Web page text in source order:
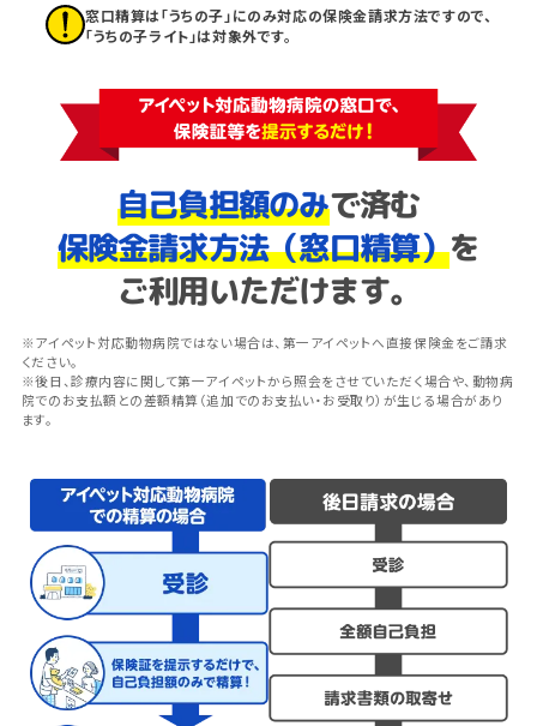
窓口精算は「うちの子」にのみ対応の保険金請求方法ですので、
「うちの子ライト」は対象外です。
自己負担額のみで済む
保険金請求方法（窓口精算）を
ご利用いただけます。
※アイペット対応動物病院ではない場合は、第一アイペットへ直接保険金をご請求
ください。
※後日、診療内容に関して第一アイペットから照会をさせていただく場合や、動物病
院でのお支払額との差額精算（追加でのお支払い・お受取り）が生じる場合があり
ます。